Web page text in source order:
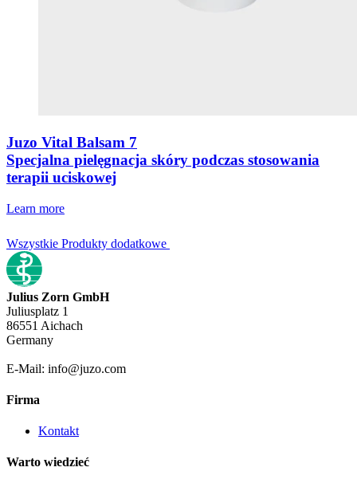
Juzo Vital Balsam 7
Specjalna pielęgnacja skóry podczas stosowania
terapii uciskowej
Learn more
Wszystkie Produkty dodatkowe
Julius Zorn GmbH
Juliusplatz 1
86551 Aichach
Germany
E-Mail: info@juzo.com
Firma
Kontakt
Warto wiedzieć